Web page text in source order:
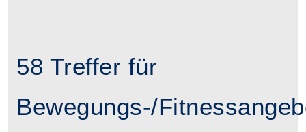
58 Treffer für
Bewegungs-/